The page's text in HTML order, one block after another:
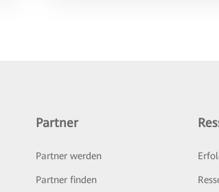
Partner
Partner werden
Partner finden